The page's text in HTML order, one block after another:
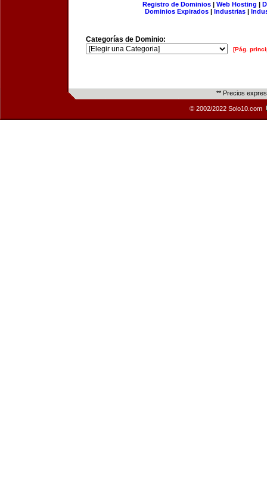
Registro de Dominios| Web Hosting |
Dominios Expirados | Industrias |
Categorías de Dominio:
[Pág.
** Precios
© 2002/2022 Solo10.com